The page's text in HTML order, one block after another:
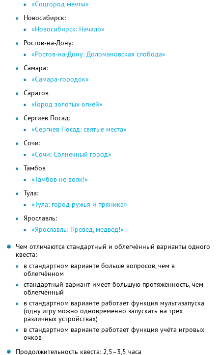
«Соцгород мечты»
Новосибирск:
«Новосибирск: Начало»
Ростов-на-Дону:
«Ростов-на-Дону: Доломановская слобода»
Самара:
«Самара-городок»
Саратов
«Город золотых огней»
Сергиев Посад:
«Сергиев Посад: святые места»
Сочи:
«Сочи: Солнечный город»
Тамбов
«Тамбов не волк!»
Тула:
«Тула: город ружья и пряника»
Ярославль:
«Ярославль: Превед, медвед!»
Чем отличаются стандартный и облегчённый варианты одного
квеста:
в стандартном варианте больше вопросов, чем в
облегчённом
стандартный вариант имеет большую протяжённость, чем
облегчённый
в стандартном варианте работает функция мультизапуска
(одну игру можно одновременно запускать на трех
различных устройствах)
в стандартном варианте работает функция учёта игровых
очков
Продолжительность квеста: 2,5–3,5 часа